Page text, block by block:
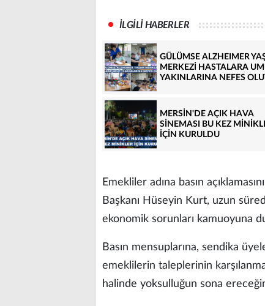
İLGİLİ HABERLER
GÜLÜMSE ALZHEIMER
MERKEZİ HASTALARA
YAKINLARINA NEFES
MERSİN'DE AÇIK HAVA
SİNEMASI BU KEZ
İÇİN KURULDU
Emekliler adına basın
Başkanı Hüseyin Kurt, uzun
ekonomik sorunları kamuoyuna
Basın mensuplarına, sendika
emeklilerin taleplerinin
halinde yoksulluğun sona